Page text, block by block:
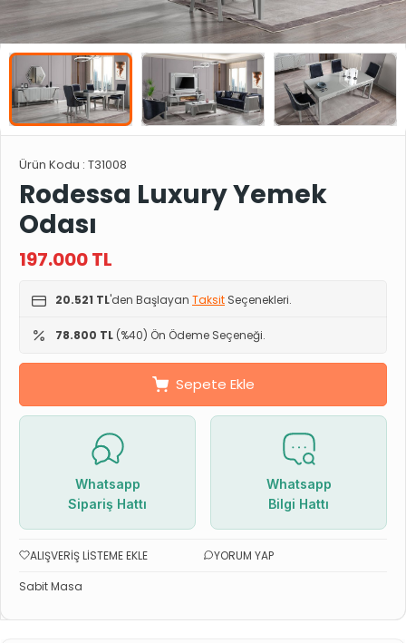
Ürün Kodu : T31008
Rodessa Luxury Yemek
Odası
197.000TL
20.521 TL'den Başlayan Taksit Seçenekleri.
78.800 TL (%40) Ön Ödeme Seçeneği.
Sepete Ekle
Whatsapp
Sipariş Hattı
Whatsapp
Bilgi Hattı
ALIŞVERIŞ LISTEME EKLE
YORUM YAP
Sabit Masa